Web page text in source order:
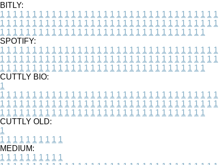
BITLY:
1 1 1 1 1 1 1 1 1 1 1 1 1 1 1 1 1 1 1 1 1 1 1 1 1 1 1 1 1 1 1 1 1 1
1 1 1 1 1 1 1 1 1 1 1 1 1 1 1 1 1 1 1 1 1 1 1 1 1 1 1 1 1 1 1 1 1 1
1 1 1 1 1 1 1 1 1 1 1 1 1 1 1 1 1 1 1 1 1 1 1 1 1 1 1 1 1 1 1 1
SPOTIFY:
1 1 1 1 1 1 1 1 1 1 1 1 1 1 1 1 1 1 1 1 1 1 1 1 1 1 1 1 1 1 1 1 1 1
1 1 1 1 1 1 1 1 1 1 1 1 1 1 1 1 1 1 1 1 1 1 1 1 1 1 1 1 1 1 1 1 1 1
1 1 1 1 1 1 1 1 1 1 1 1 1 1 1 1 1 1 1 1 1 1 1 1 1 1 1 1 1 1 1 1
CUTTLY BIO:
1
1 1 1 1 1 1 1 1 1 1 1 1 1 1 1 1 1 1 1 1 1 1 1 1 1 1 1 1 1 1 1 1 1 1
1 1 1 1 1 1 1 1 1 1 1 1 1 1 1 1 1 1 1 1 1 1 1 1 1 1 1 1 1 1 1 1 1 1
1 1 1 1 1 1 1 1 1 1 1 1 1 1 1 1 1 1 1 1 1 1 1 1 1 1 1 1 1 1 1 1
CUTTLY OLD:
1
1 1 1 1 1 1 1 1 1 1
MEDIUM:
1 1 1 1 1 1 1 1 1 1